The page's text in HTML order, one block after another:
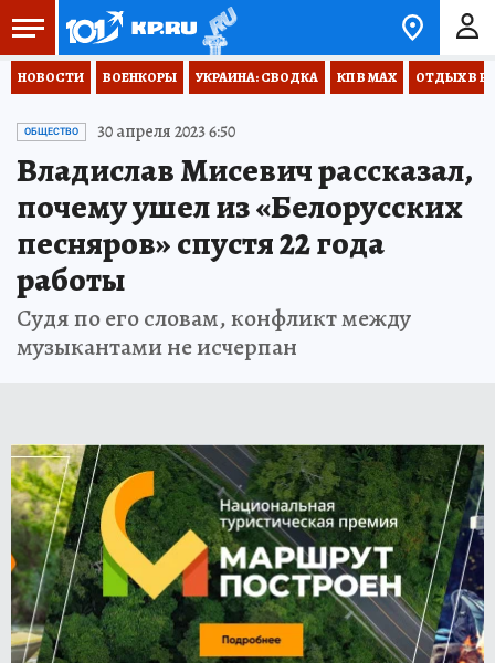
НОВОСТИ ВОЕНКОРЫ УКРАИНА: СВОДКА КП В МАХ ОТДЫХ В
ОБЩЕСТВО 30 апреля 2023 6:50
Владислав Мисевич рассказал,
почему ушел из «Белорусских
песняров» спустя 22 года
работы
Судя по его словам, конфликт между
музыкантами не исчерпан